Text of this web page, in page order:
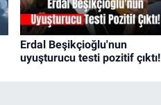
Erdal Beşikçioğlu'nun
uyuşturucu testi pozitif çıktı!